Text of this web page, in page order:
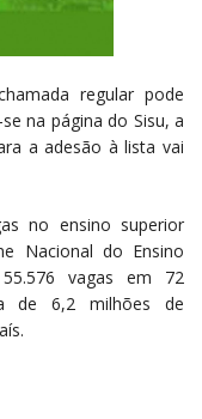
regular pode
na página do Sisu, a
a adesão à lista vai
no ensino superior
Nacional do Ensino
vagas em 72
de 6,2 milhões de